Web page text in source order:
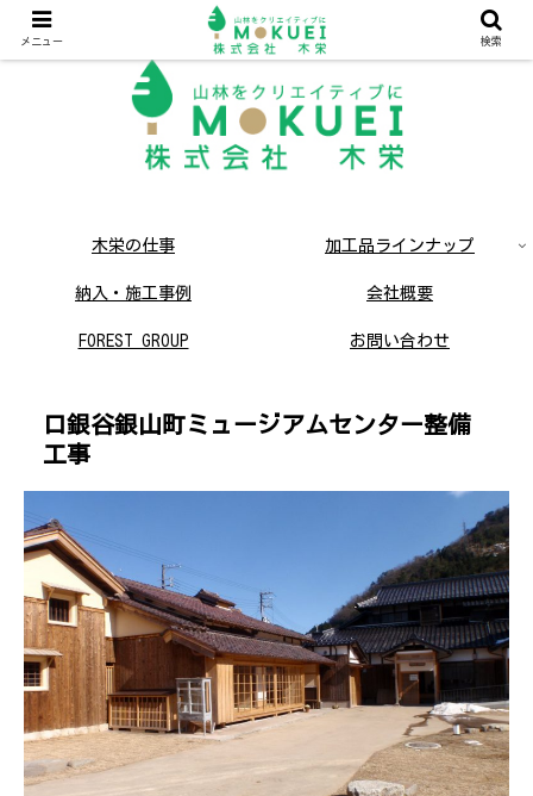
木栄の仕事 加工品ラインナップ
納入・施工事例 会社概要
FOREST GROUP お問い合わせ
口銀谷銀山町ミュージアムセンター整備
工事
メニュー 検索